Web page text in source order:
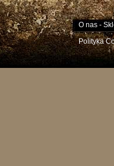
O nas-
Polityka